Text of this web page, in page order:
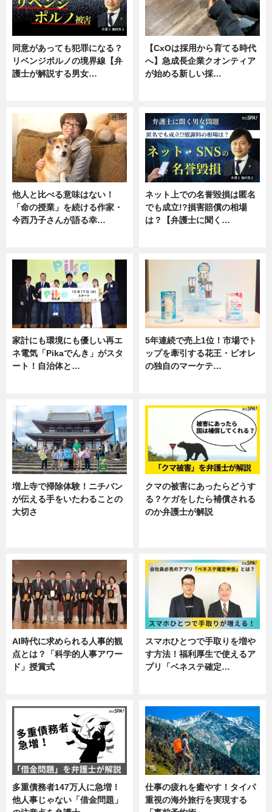
同意があっても犯罪になる？
リベンジポルノの境界線【弁
護士が解説する男女…
【CxOは採用から育てる時代
へ】急成長企業クオンティア
が始める新しい採…
他人と比べる意味はない！
「命の授業」を続ける作家・
今西乃子さんが語る幸…
ネット上での名誉毀損は匿名
でも成立!?損害賠償の相場
は？【弁護士に聞く…
家計にも環境にも優しい再エ
ネ電気「Pikaでんき」がスタ
ート！自治体と…
5年連続で売上1位！市場でト
ップを牽引する花王・ビオレ
の独自のマーケテ…
増上寺で掃除体験！ニチバン
が伝える手をいたわることの
大切さ
クマの被害にあったらどうす
る？ケガをしたら補償される
のか弁護士が解説
AI時代に求められる人事的観
点とは？「科学的人事アワー
ド」授賞式
スマホひとつで手取りを増や
す方法！福利厚生で使えるア
プリ「ベネステ確定…
多重債務者147万人に急増！
他人事じゃない「借金問題」
仕事の疲れを癒やす！タイパ
重視の海外旅行を実現する